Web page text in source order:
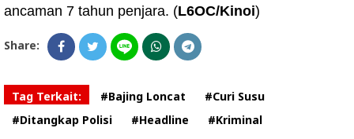
ancaman 7 tahun penjara. (L6OC/Kinoi)
Share:
Tag Terkait: #Bajing Loncat
#Curi Susu
#Ditangkap Polisi
#Headline
#Kriminal